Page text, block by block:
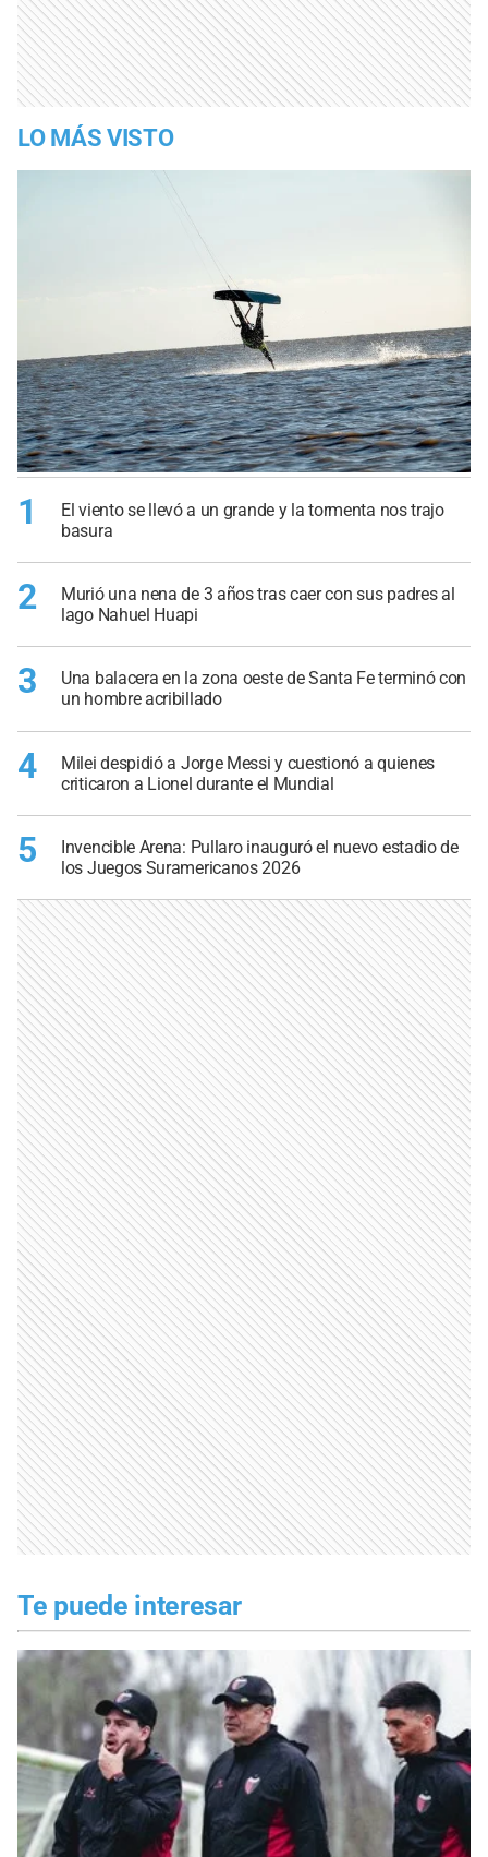
LO MÁS VISTO
1
El viento se llevó a un grande y la tormenta nos trajo
basura
2
Murió una nena de 3 años tras caer con sus padres al
lago Nahuel Huapi
3
Una balacera en la zona oeste de Santa Fe terminó con
un hombre acribillado
4
Milei despidió a Jorge Messi y cuestionó a quienes
criticaron a Lionel durante el Mundial
5
Invencible Arena: Pullaro inauguró el nuevo estadio de
los Juegos Suramericanos 2026
Te puede interesar